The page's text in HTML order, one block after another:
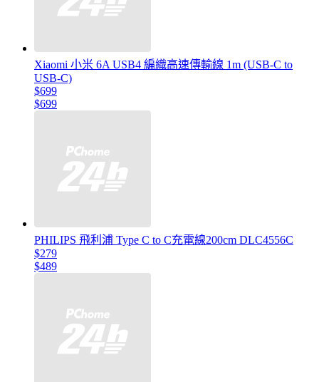
Xiaomi 小米 6A USB4 編織高速傳輸線 1m (USB-C to
USB-C)
$699
$699
PHILIPS 飛利浦 Type C to C充電線200cm DLC4556C
$279
$489